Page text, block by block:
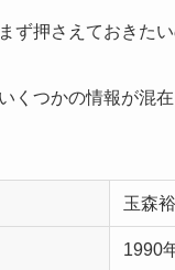
ず押さえておきた
くつかの情報が混
玉森
1990